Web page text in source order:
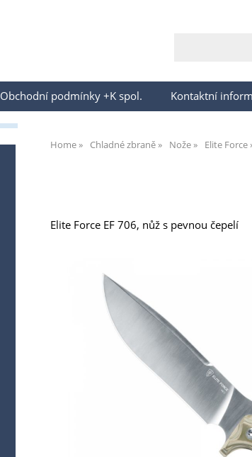
Obchodní podmínky +K spol. Kontaktní
Home Chladné zbraně Nože Elite Force
Elite Force EF 706, nůž s pevnou čepelí